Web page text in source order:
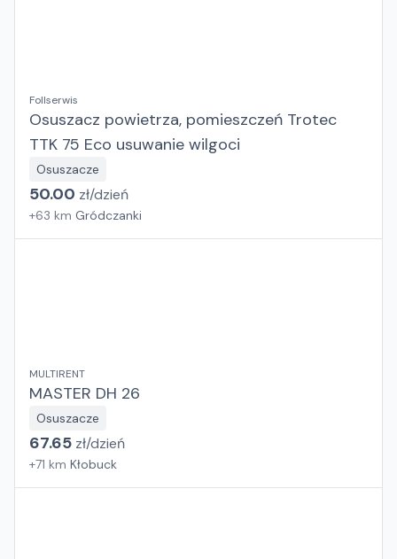
Follserwis
Osuszacz powietrza, pomieszczeń Trotec
TTK 75 Eco usuwanie wilgoci
Osuszacze
50.00 zł/dzień
+63 km Gródczanki
MULTIRENT
MASTER DH 26
Osuszacze
67.65 zł/dzień
+71 km Kłobuck